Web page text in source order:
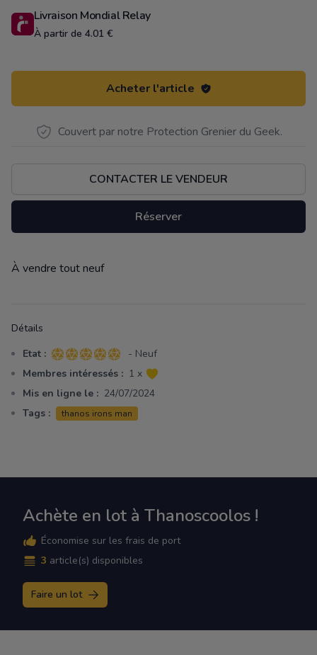
Livraison Mondial Relay
À partir de 4.01 €
Acheter l'article
Couvert par notre Protection Grenier du Geek.
CONTACTER LE VENDEUR
Réserver
Description
À vendre tout neuf
Détails
Etat : 5 sur 5 étoiles
- Neuf
Membres intéressés : 1 x
Mis en ligne le : 24/07/2024
Tags :
thanos irons man
Achète en lot à Thanoscoolos !
Économise sur les frais de port
3 article(s) disponibles
Faire un lot